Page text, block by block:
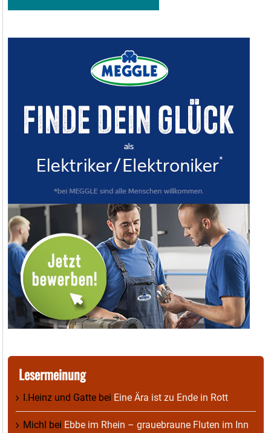
Lesermeinung
I.Heinz und Gatte bei Eine Ära ist zu Ende in Rott
Michl bei Ebbe im Rhein – grauebraune Fluten im Inn